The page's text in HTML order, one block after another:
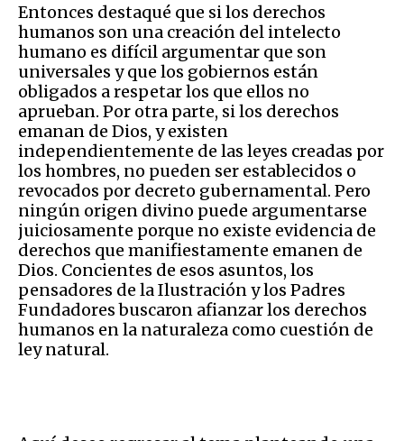
Entonces destaqué que si los derechos
humanos son una creación del intelecto
humano es difícil argumentar que son
universales y que los gobiernos están
obligados a respetar los que ellos no
aprueban. Por otra parte, si los derechos
emanan de Dios, y existen
independientemente de las leyes creadas por
los hombres, no pueden ser establecidos o
revocados por decreto gubernamental. Pero
ningún origen divino puede argumentarse
juiciosamente porque no existe evidencia de
derechos que manifiestamente emanen de
Dios. Concientes de esos asuntos, los
pensadores de la Ilustración y los Padres
Fundadoresbuscaron afianzar los derechos
humanos en la naturaleza como cuestión de
ley natural.